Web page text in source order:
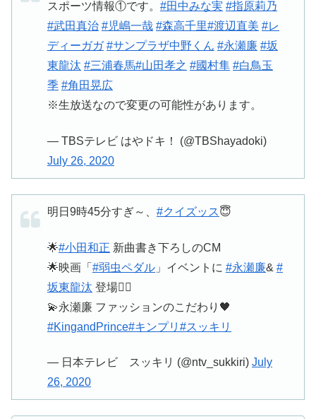
スポーツ情報①です。 #田中みな実 #指原莉乃
#武田真治 #児嶋一哉 #森高千里#渡辺直美 #レ
ディーガガ #サンプラザ中野くん #永瀬廉 #坂
東龍汰 #三浦春馬#山田孝之 #國村隼 #白鳥玉
季 #角田晃広
※生放送なので変更の可能性があります。
— TBSテレビ はやドキ！ (@TBShayadoki)
July 26, 2020
明日9時45分すぎ～、 #クイズッス😇
🌟#小田和正 新曲書き下ろしのCM
🌟映画「 #弱虫ペダル 」イベントに #永瀬廉& #
坂東龍汰 登場🚴‍♀️
💫永瀬廉 ファッションのこだわり🖤
#KingandPrince#キンプリ #スッキリ
— 日本テレビ スッキリ (@ntv_sukkiri) July
26, 2020